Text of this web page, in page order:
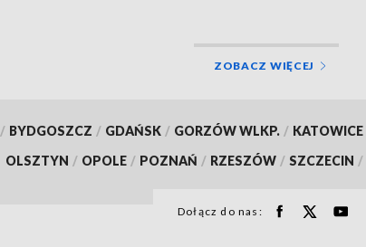
ZOBACZ WIĘCEJ
/ BYDGOSZCZ / GDAŃSK / GORZÓW WLKP. / KATOWICE
OLSZTYN / OPOLE / POZNAŃ / RZESZÓW / SZCZECIN /
Dołącz do nas: